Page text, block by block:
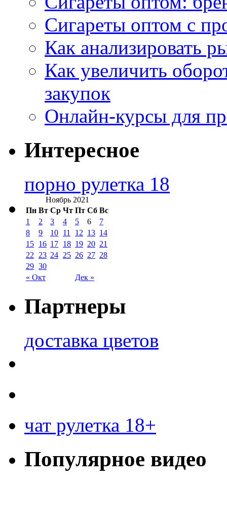
Сигареты оптом с
Как анализировать
Как увеличить
закупок
Онлайн-курсы для
Интересное
порно рулетка 18
Ноябрь 2021
Пн Вт Ср Чт Пт Сб Вс
« Окт Дек »
1 2 3 4 5 6
7
8
9 10 11 12 13 14
15 16 17 18 19 20 21
22
23 24 25 26 27 28
29 30
Партнеры
доставка цветов
чат рулетка 18+
Популярное видео